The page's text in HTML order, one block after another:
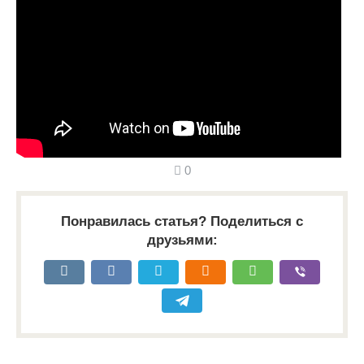
0
Понравилась статья? Поделиться с
друзьями: